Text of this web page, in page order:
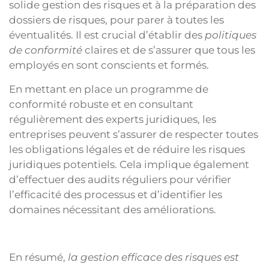
solide gestion des risques et à la préparation des
dossiers de risques, pour parer à toutes les
éventualités. Il est crucial d’établir des politiques
de conformité claires et de s’assurer que tous les
employés en sont conscients et formés.
En mettant en place un programme de
conformité robuste et en consultant
régulièrement des experts juridiques, les
entreprises peuvent s’assurer de respecter toutes
les obligations légales et de réduire les risques
juridiques potentiels. Cela implique également
d’effectuer des audits réguliers pour vérifier
l’efficacité des processus et d’identifier les
domaines nécessitant des améliorations.
En résumé, la gestion efficace des risques est